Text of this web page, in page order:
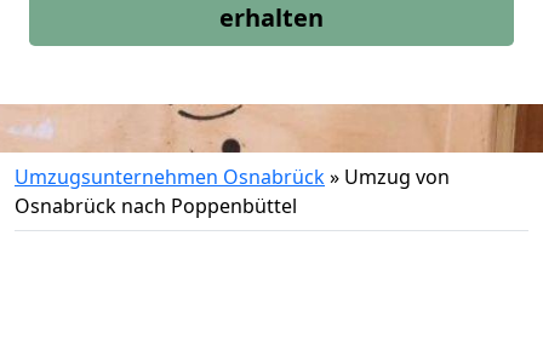
erhalten
Umzugsunternehmen Osnabrück» Umzug von
Osnabrück nach Poppenbüttel